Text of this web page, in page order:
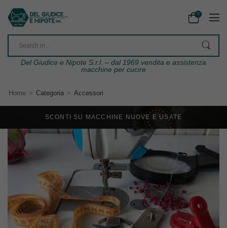
0
Del Giudice e Nipote S.r.l. – dal 1969 vendita e assistenza
macchine per cucire
Home > Categoria > Accessori
SCONTI SU MACCHINE NUOVE E USATE